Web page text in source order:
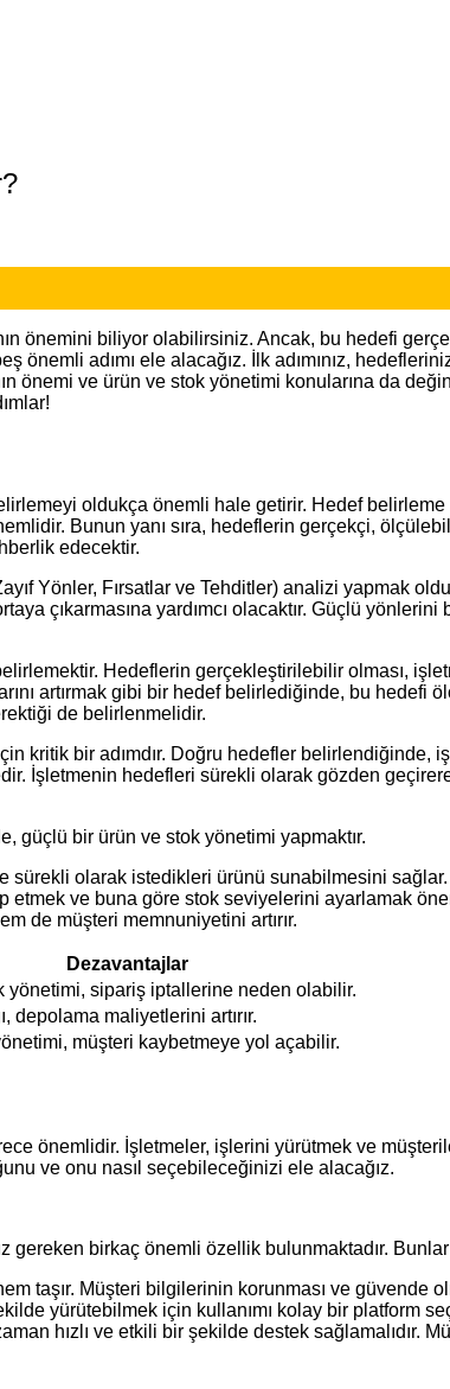
önemini biliyor olabilirsiniz. Ancak, bu hedefi
önemli adımı ele alacağız. İlk adımınız,
önemi ve ürün ve stok yönetimi konularına da
oldukça önemli hale getirir. Hedef
Bunun yanı sıra, hedeflerin gerçekçi,
edecektir.
Yönler, Fırsatlar ve Tehditler) analizi yapmak
çıkarmasına yardımcı olacaktır. Güçlü
Hedeflerin gerçekleştirilebilir olması,
artırmak gibi bir hedef belirlediğinde, bu hedefi
de belirlenmelidir.
kritik bir adımdır. Doğru hedefler
İşletmenin hedefleri sürekli olarak gözden
güçlü bir ürün ve stok yönetimi yapmaktır.
sürekli olarak istedikleri ürünü sunabilmesini sağlar.
ve buna göre stok seviyelerini ayarlamak
de müşteri memnuniyetini artırır.
Dezavantajlar
yönetimi, sipariş iptallerine neden olabilir.
depolama maliyetlerini artırır.
müşteri kaybetmeye yol açabilir.
önemlidir. İşletmeler, işlerini yürütmek ve
ve onu nasıl seçebileceğinizi ele alacağız.
birkaç önemli özellik bulunmaktadır. Bunlar
taşır. Müşteri bilgilerinin korunması ve güvende
yürütebilmek için kullanımı kolay bir platform
hızlı ve etkili bir şekilde destek sağlamalıdır.